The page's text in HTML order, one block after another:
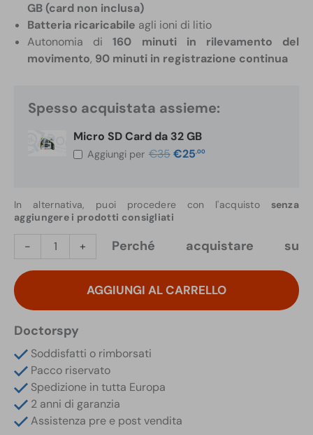
GB (card non inclusa)
Batteria ricaricabile agli ioni di litio
Autonomia di160 minuti in rilevamento del
movimento, 90 minuti in registrazione continua
Spesso acquistata assieme:
Micro SD Card da 32 GB
Aggiungi per €35 Il
prezzo
€25,00Il
In alternativa, puoi procedere con l'acquisto senza
aggiungere i prodotti consigliati
-
Microcamera
DVR
Full
HD
in
Auto
con
Motion
Detection
quantità
+
AGGIUNGI AL CARRELLO
Perché acquistare su
Doctorspy
Soddisfatti o rimborsati
Pacco riservato
Spedizione in tutta Europa
2 anni di garanzia
Assistenza pre e post vendita